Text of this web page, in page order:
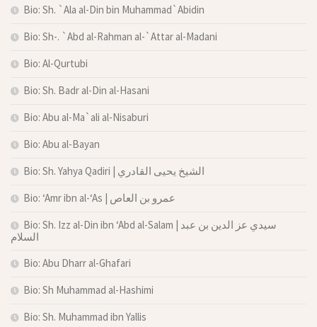
Bio: Sh. `Ala al-Din bin Muhammad`Abidin
Bio: Sh-. `Abd al-Rahman al-`Attar al-Madani
Bio: Al-Qurtubi
Bio: Sh. Badr al-Din al-Hasani
Bio: Abu al-Ma`ali al-Nisaburi
Bio: Abu al-Bayan
Bio: Sh. Yahya Qadiri | الشيخ يحيى القادري
Bio: ‘Amr ibn al-‘As | عمرو بن العاص
Bio: Sh. Izz al-Din ibn ‘Abd al-Salam | سيدي عز الدين بن عبد
السلام
Bio: Abu Dharr al-Ghafari
Bio: Sh Muhammad al-Hashimi
Bio: Sh. Muhammad ibn Yallis